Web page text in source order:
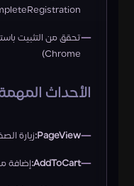
Chrome)
الأحداث
PageView: زيارة
AddToCart: إضافة